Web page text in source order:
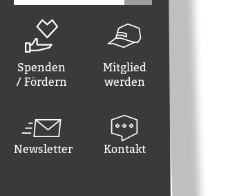
Spenden
/ Fördern
Mitglied
werden
Newsletter Kontakt